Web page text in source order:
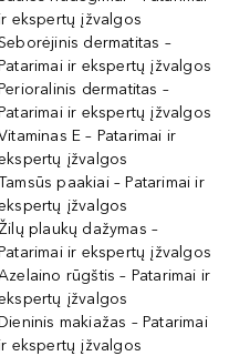
ekspertų įžvalgos
dermatitas –
ir ekspertų įžvalgos
dermatitas –
ir ekspertų įžvalgos
E – Patarimai ir
įžvalgos
paakiai – Patarimai ir
įžvalgos
Žilų plaukų dažymas –
ir ekspertų įžvalgos
rūgštis – Patarimai ir
įžvalgos
makiažas – Patarimai
ekspertų įžvalgos